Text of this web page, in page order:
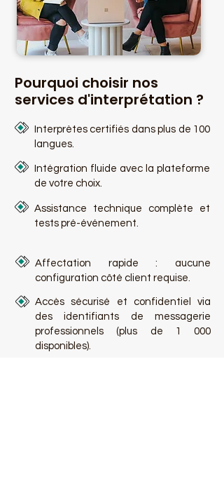
Pourquoi choisir nos
services d'interprétation ?
Interprètes certifiés dans plus de 100
langues.
Intégration fluide avec la plateforme
de votre choix.
Assistance technique complète et
tests pré-événement.
Affectation rapide : aucune
configuration côté client requise.
Accès sécurisé et confidentiel via
des identifiants de messagerie
professionnels (plus de 1 000
disponibles).